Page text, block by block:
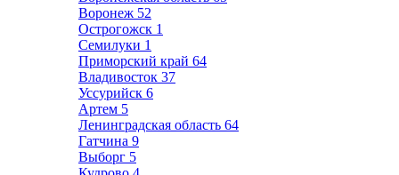
Воронеж 52
Острогожск 1
Семилуки 1
Приморский край 64
Владивосток 37
Уссурийск 6
Артем 5
Ленинградская область 64
Гатчина 9
Выборг 5